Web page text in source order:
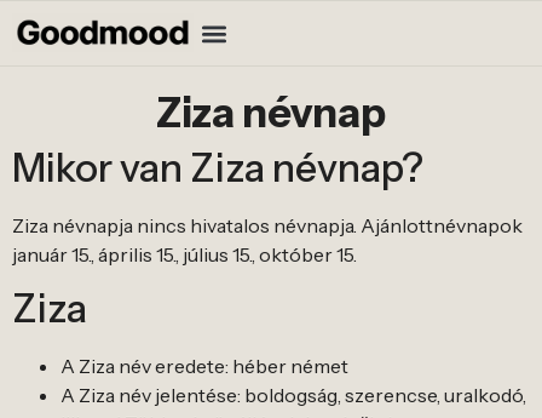
Ziza névnap
Mikor van Ziza névnap?
Ziza névnapja nincs hivatalos névnapja. Ajánlottnévnapok
január 15., április 15., július 15., október 15.
Ziza
A Ziza név eredete: héber német
A Ziza név jelentése: boldogság, szerencse, uralkodó,